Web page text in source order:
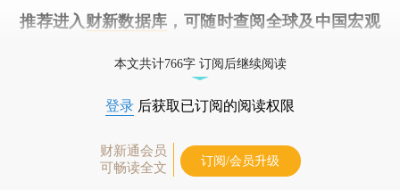
推荐进入 财新数据库 ，可随时查阅全球及中国宏观
本文共计766字 订阅后继续阅读
登录 后获取已订阅的阅读权限
财新通会员
可畅读全文
订阅/会员升级